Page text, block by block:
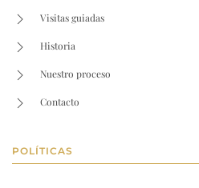
Visitas guiadas
Historia
Nuestro proceso
Contacto
POLÍTICAS